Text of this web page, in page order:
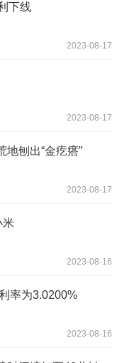
下线
2023-08-17
2023-08-17
刨出“金疙瘩”
2023-08-17
米
2023-08-16
率为3.0200%
2023-08-16